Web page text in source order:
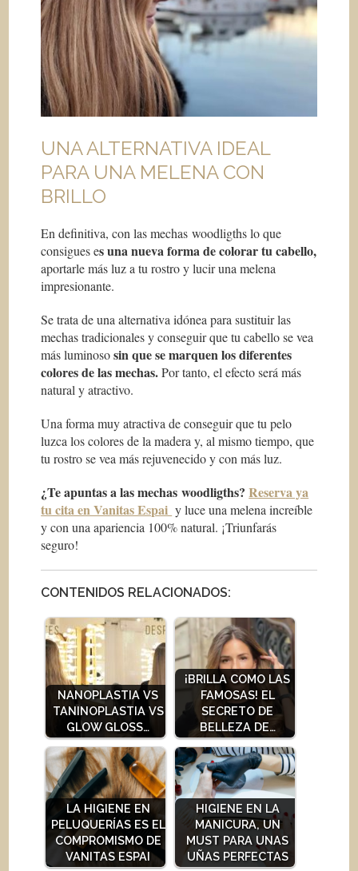
UNA ALTERNATIVA IDEAL
PARA UNA MELENA CON
BRILLO
En definitiva, con las mechas woodligths lo que
consigues es una nueva forma de colorar tu cabello,
aportarle más luz a tu rostro y lucir una melena
impresionante.
Se trata de una alternativa idónea para sustituir las
mechas tradicionales y conseguir que tu cabello se vea
más luminososin que se marquen los diferentes
colores de las mechas.Por tanto, el efecto será más
natural y atractivo.
Una forma muy atractiva de conseguir que tu pelo
luzca los colores de la madera y, al mismo tiempo, que
tu rostro se vea más rejuvenecido y con más luz.
¿Te apuntas a las mechas woodligths? Reserva ya
tu cita en Vanitas Espai y luce una melena increíble
y con una apariencia 100% natural. ¡Triunfarás
seguro!
CONTENIDOS RELACIONADOS:
NANOPLASTIA VS
TANINOPLASTIA VS
GLOW GLOSS…
¡BRILLA COMO LAS
FAMOSAS! EL
SECRETO DE
BELLEZA DE…
LA HIGIENE EN
PELUQUERÍAS ES EL
COMPROMISMO DE
VANITAS ESPAI
HIGIENE EN LA
MANICURA, UN
MUST PARA UNAS
UÑAS PERFECTAS